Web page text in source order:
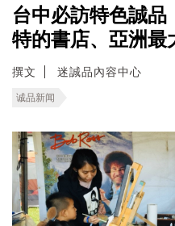
台中必訪特色誠
特的書店、亞洲最
撰文 迷誠品內容中心
诚品新闻